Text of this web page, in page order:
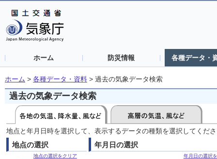
ホーム 防災情報 各種データ・
ホーム > 各種データ・資料 > 過去の気象データ検索
過去の気象データ検索
地点と年月日時を選択して、表示するデータの種類を選択してくだ
地点の選択
地点の選択をクリア
年月日の選択
年月日の選択